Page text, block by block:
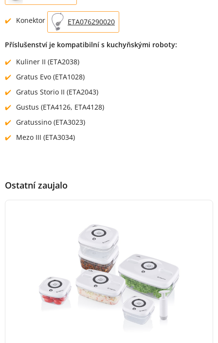
Konektor ETA076290020
Příslušenství je kompatibilní s kuchyňskými roboty:
Kuliner II (ETA2038)
Gratus Evo (ETA1028)
Gratus Storio II (ETA2043)
Gustus (ETA4126, ETA4128)
Gratussino (ETA3023)
Mezo III (ETA3034)
Ostatní zaujalo